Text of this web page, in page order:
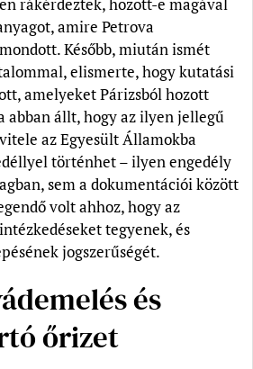
amire Petrova
Később, miután ismét
elismerte, hogy kutatási
amelyeket Párizsból hozott
abban állt, hogy az ilyen jellegű
az Egyesült Államokba
történhet – ilyen engedély
sem a dokumentációi között
volt ahhoz, hogy az
tegyenek, és
jogszerűségét.
és
őrizet